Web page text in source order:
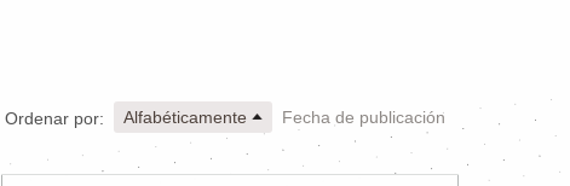
Ordenar por: Alfabéticamente Fecha de publicación